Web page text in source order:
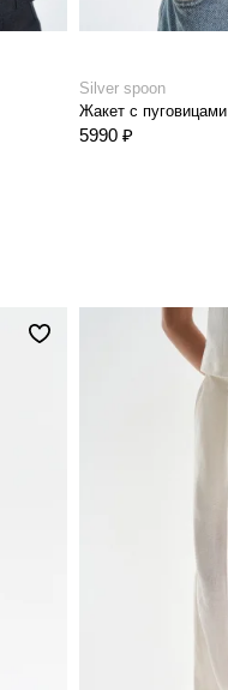
Silver spoon
Жакет с пуговицами
5990 ₽